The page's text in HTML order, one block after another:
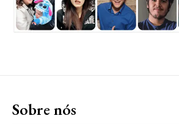
Sobre nós